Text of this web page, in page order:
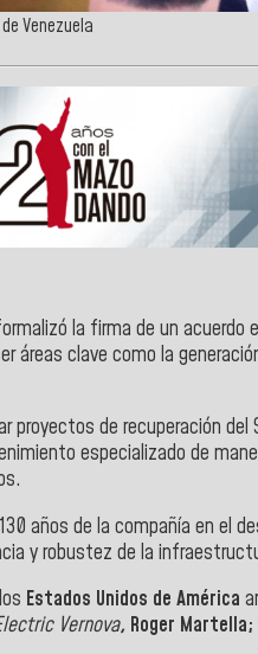
Venezuela
la firma de un acuerdo
áreas clave como la
de recuperación del
especializado de
años de la compañía en el
y robustez de la
Estados Unidos de América
Vernova, Roger Martella;